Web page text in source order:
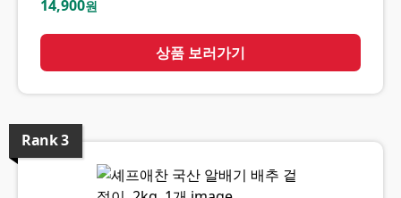
14,900원
상품 보러가기
Rank3